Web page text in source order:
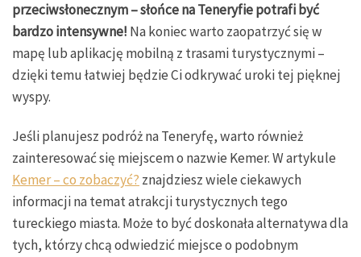
przeciwsłonecznym – słońce na Teneryfie potrafi być
bardzo intensywne! Na koniec warto zaopatrzyć się w
mapę lub aplikację mobilną z trasami turystycznymi –
dzięki temu łatwiej będzie Ci odkrywać uroki tej pięknej
wyspy.
Jeśli planujesz podróż na Teneryfę, warto również
zainteresować się miejscem o nazwie Kemer. W artykule
Kemer – co zobaczyć? znajdziesz wiele ciekawych
informacji na temat atrakcji turystycznych tego
tureckiego miasta. Może to być doskonała alternatywa dla
tych, którzy chcą odwiedzić miejsce o podobnym